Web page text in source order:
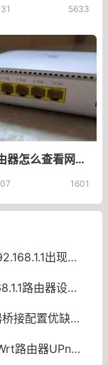
5633
光猫路由器怎么查看网速，怎么看光猫有路由功能
1601
网192.168.1.1出现中国电信天翼网关怎么办
设置教程访问192.168.1.1的方法
点桥接配置：中继、主从与WDS吐槽
置教程OpenWrt路由器UPnP开启设置规则